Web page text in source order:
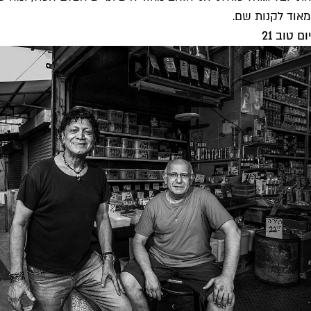
מאוד לקנות שם.
יום טוב 21